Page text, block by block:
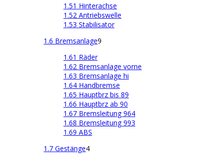
1.51 Hinterachse
1.52 Antriebswelle
1.53 Stabilisator
1.6 Bremsanlage9
1.61 Räder
1.62 Bremsanlage vorne
1.63 Bremsanlage hi
1.64 Handbremse
1.65 Hauptbrz bis 89
1.66 Hauptbrz ab 90
1.67 Bremsleitung 964
1.68 Bremsleitung 993
1.69 ABS
1.7 Gestänge4